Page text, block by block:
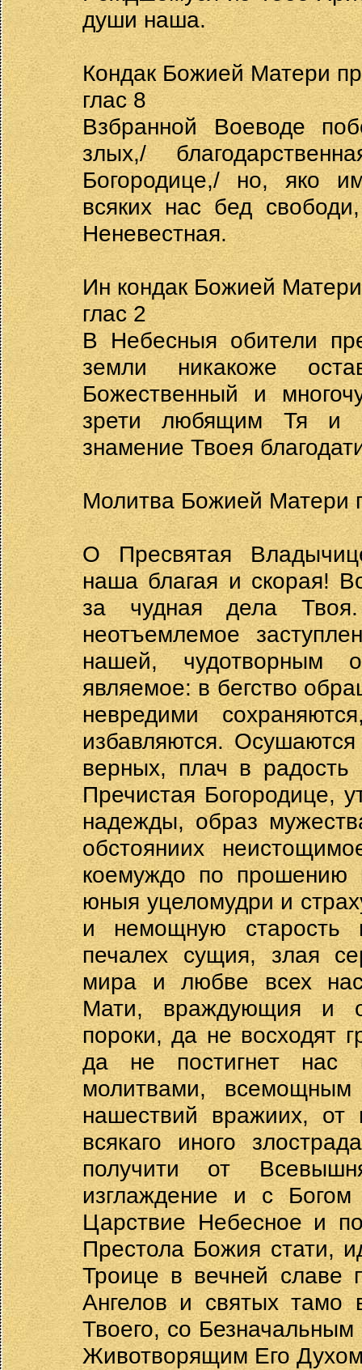
души наша.
Кондак Божией Матери
глас 8
Взбранной Воеводе
злых,/
Богородице,/ но, яко
всяких нас бед
Неневестная.
Ин кондак Божией
глас 2
В Небесныя обители
земли никакоже
Божественный и
зрети любящим Тя и
знамение Твоея
Молитва Божией Матери
О Пресвятая
наша благая и скорая!
за чудная дела
неотъемлемое
нашей, чудотворным
являемое: в бегство
невредими
избавляются.
верных, плач в
Пречистая Богородице,
надежды, образ
обстояниих
коемуждо по прошению
юныя уцеломудри и
и немощную старость
печалех сущия, злая
мира и любве всех
Мати, враждующия и
пороки, да не восходят
да не постигнет нас
молитвами,
нашествий вражиих, от
всякаго иного
получити от
изглаждение и с
Царствие Небесное и
Престола Божия стати,
Троице в вечней славе
Ангелов и святых тамо
Твоего, со
Животворящим Его